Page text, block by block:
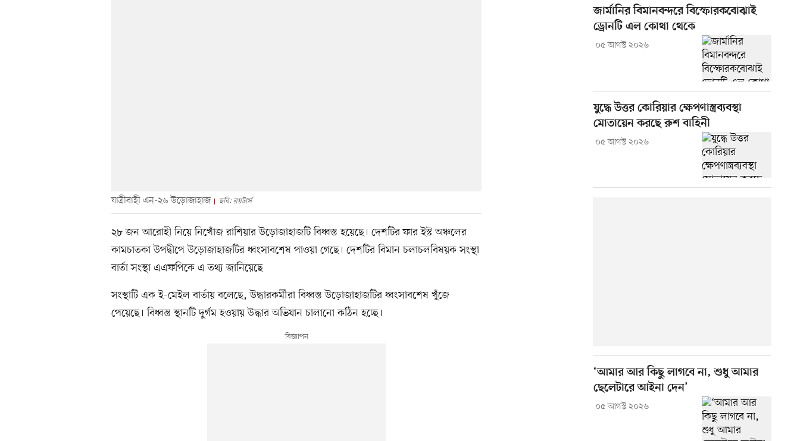
যাত্রীবাহী এন-২৬ উড়োজাহাজ ছবি: রয়টার্স
২৮ জন আরোহী নিয়ে নিখোঁজ রাশিয়ার উড়োজাহাজটি বিধ্বস্ত হয়েছে। দেশটির ফার ইস্ট অঞ্চলের
কামচাতকা উপদ্বীপে উড়োজাহাজটির ধ্বংসাবশেষ পাওয়া গেছে। দেশটির বিমান চলাচলবিষয়ক সংস্থা
বার্তা সংস্থা এএফপিকে এ তথ্য জানিয়েছে
সংস্থাটি এক ই-মেইল বার্তায় বলেছে, উদ্ধারকর্মীরা বিধ্বস্ত উড়োজাহাজটির ধ্বংসাবশেষ খুঁজে
পেয়েছে। বিধ্বস্ত স্থানটি দুর্গম হওয়ায় উদ্ধার অভিযান চালানো কঠিন হচ্ছে।
জার্মানির বিমানবন্দরে বিস্ফোরকবোঝাই
ড্রোনটি এল কোথা থেকে
০৫ আগস্ট ২০২৬
যুদ্ধে উত্তর কোরিয়ার ক্ষেপণাস্ত্রব্যবস্থা
মোতায়েন করছে রুশ বাহিনী
০৫ আগস্ট ২০২৬
‘আমার আর কিছু লাগবে না, শুধু আমার
ছেলেটারে আইনা দেন’
০৫ আগস্ট ২০২৬